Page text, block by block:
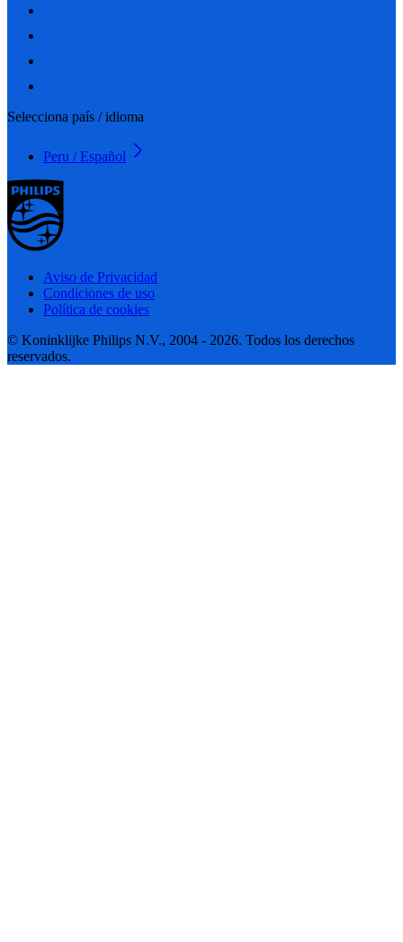
Selecciona país / idioma
Peru / Español
Aviso de Privacidad
Condiciones de uso
Política de cookies
© Koninklijke Philips N.V., 2004 - 2026. Todos los derechos
reservados.